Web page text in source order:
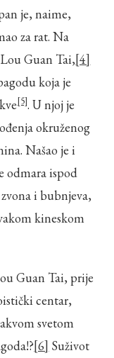
je, naime,
za rat. Na
Guan Tai,[4]
koja je
[5]. U njoj je
okruženog
Našao je i
odmara ispod
i bubnjeva,
kineskom
Guan Tai, prije
centar,
svetom
[6] Suživot